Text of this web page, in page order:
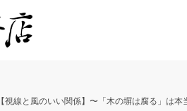
【視線と風のいい関係】〜「木の塀は腐る」は本